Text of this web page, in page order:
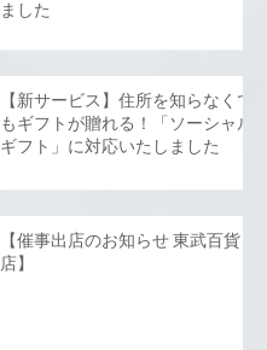
ました
【新サービス】住所を知らなくて
もギフトが贈れる！「ソーシャル
ギフト」に対応いたしました
【催事出店のお知らせ 東武百貨
店】